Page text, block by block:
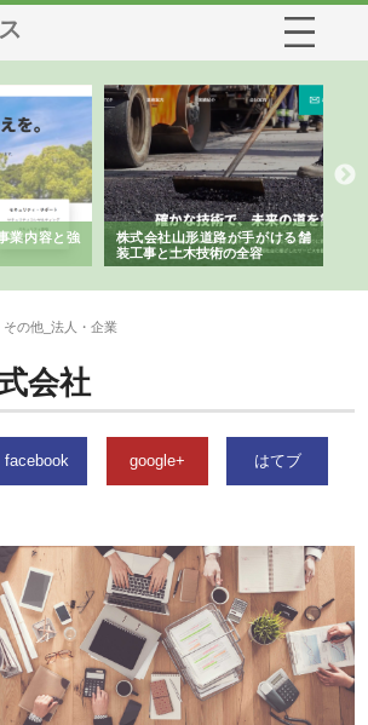
業内容と強
株式会社山形道路が手がける舗
装工事と土木技術の全容
その他_法人・企業
会社
facebook google+ はてブ